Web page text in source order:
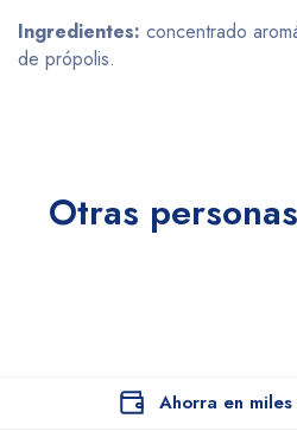
Ingredientes: concentrado
de própolis.
Otras
Ahorra en